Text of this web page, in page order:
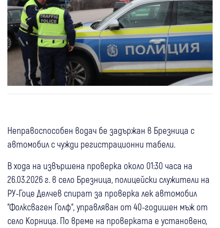
Неправоспособен водач бе задържан в Брезница с
автомобил с чужди регистрационни табели.
В хода на извършена проверка около 01:30 часа на
26.03.2026 г. в село Брезница, полицейски служители на
РУ-Гоце Делчев спират за проверка лек автомобил
“Фолксваген Голф“, управляван от 40-годишен мъж от
село Корница. По време на проверката е установено,